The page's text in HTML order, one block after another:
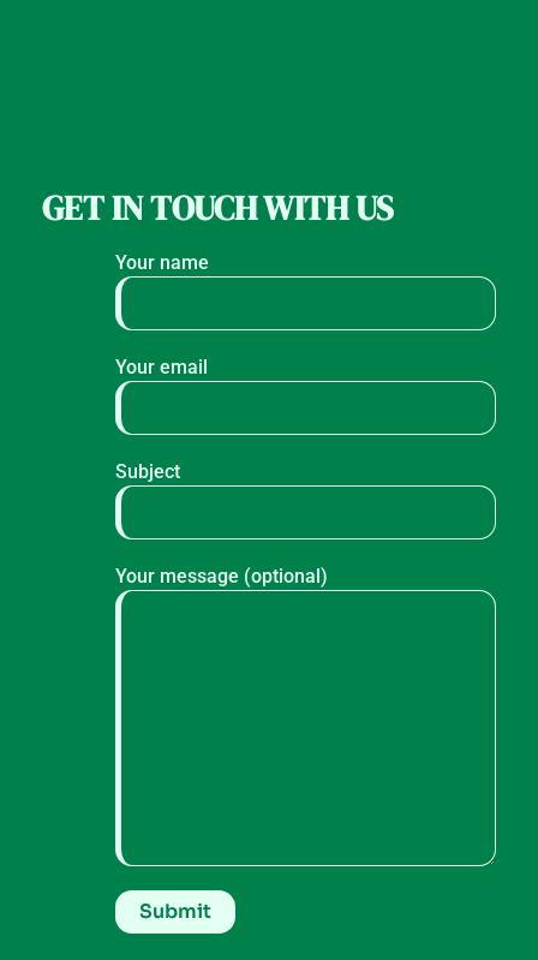
GET IN TOUCH WITH US
Your name
Your email
Subject
Your message (optional)